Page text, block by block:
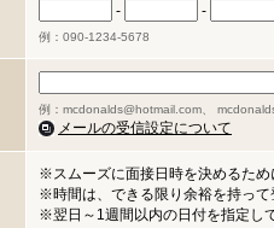
- -
例：090-1234-5678
例：mcdonalds@hotmail.com、
メールの受信設定について
※スムーズに面接日時を決めるため
※時間は、できる限り余裕を持って
※翌日～1週間以内の日付を指定し